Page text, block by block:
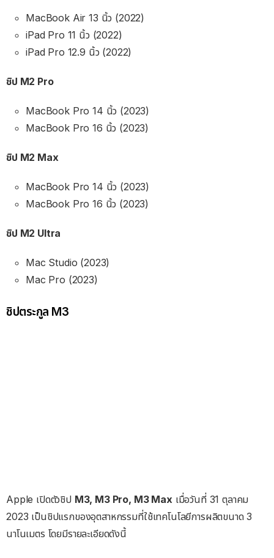
MacBook Air 13 นิ้ว (2022)
iPad Pro 11 นิ้ว (2022)
iPad Pro 12.9 นิ้ว (2022)
ชิป M2 Pro
MacBook Pro 14 นิ้ว (2023)
MacBook Pro 16 นิ้ว (2023)
ชิป M2 Max
MacBook Pro 14 นิ้ว (2023)
MacBook Pro 16 นิ้ว (2023)
ชิป M2 Ultra
Mac Studio (2023)
Mac Pro (2023)
ชิปตระกูล M3
Apple เปิดตัวชิป M3, M3 Pro, M3 Max เมื่อวันที่ 31 ตุลาคม
2023 เป็นชิปแรกของอุตสาหกรรมที่ใช้เทคโนโลยีการผลิตขนาด 3
นาโนเมตร โดยมีรายละเอียดดังนี้